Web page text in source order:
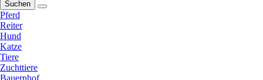
Suchen
Pferd
Reiter
Hund
Katze
Tiere
Zuchttiere